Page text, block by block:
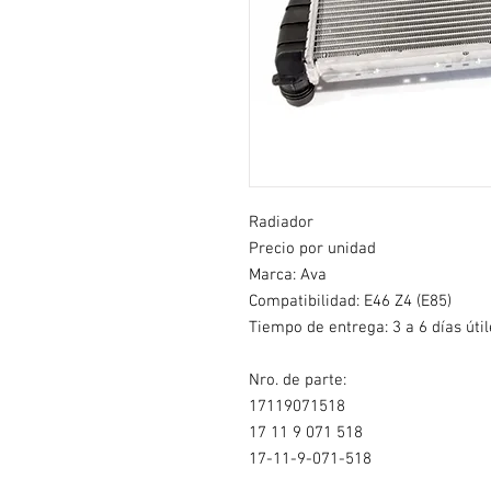
Radiador
Precio por unidad
Marca: Ava
Compatibilidad: E46 Z4 (E85)
Tiempo de entrega: 3 a 6 días
Nro. de parte:
17119071518
17 11 9 071 518
17-11-9-071-518